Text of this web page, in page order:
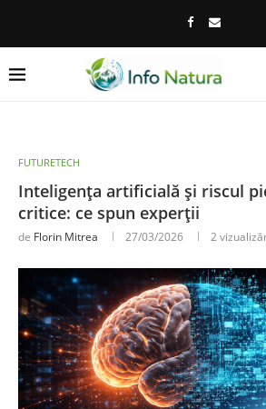
FUTURETECH
Inteligența artificială și riscul
critice: ce spun experții
de Florin Mitrea 27/03/2026 2